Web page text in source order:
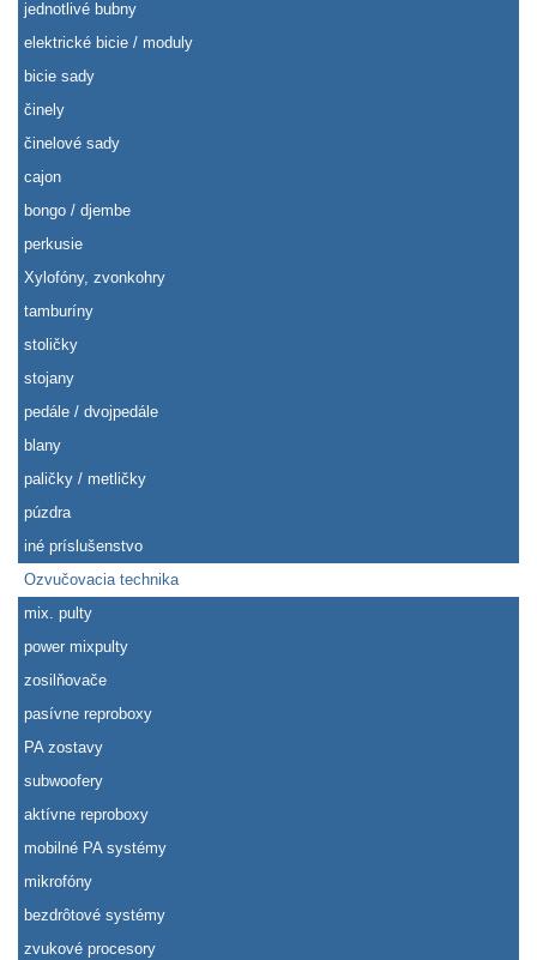
jednotlivé bubny
elektrické bicie / moduly
bicie sady
činely
činelové sady
cajon
bongo / djembe
perkusie
Xylofóny, zvonkohry
tamburíny
stoličky
stojany
pedále / dvojpedále
blany
paličky / metličky
púzdra
iné príslušenstvo
Ozvučovacia technika
mix. pulty
power mixpulty
zosilňovače
pasívne reproboxy
PA zostavy
subwoofery
aktívne reproboxy
mobilné PA systémy
mikrofóny
bezdrôtové systémy
zvukové procesory